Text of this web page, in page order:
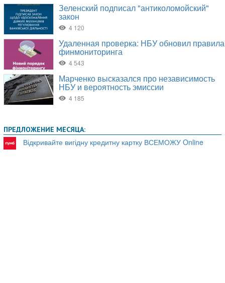
ПРЕДЛОЖЕНИЕ МЕСЯЦА:
Відкривайте вигідну кредитну картку ВСЕМОЖУ Online